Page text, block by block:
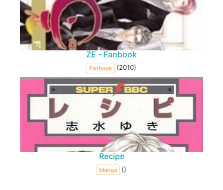
ZE - Fanbook
Fanbook (2010)
Recipe
Manga ()